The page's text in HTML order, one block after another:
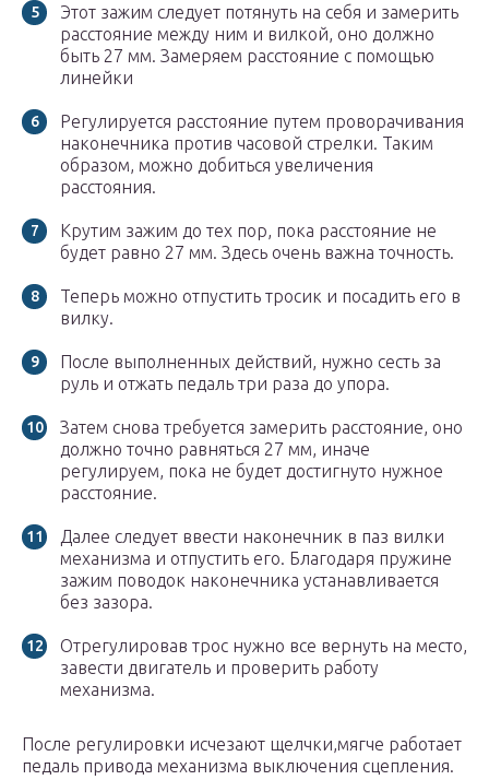
Этот зажим следует потянуть на себя и замерить
расстояние между ним и вилкой, оно должно
быть 27 мм. Замеряем расстояние с помощью
линейки
Регулируется расстояние путем проворачивания
наконечника против часовой стрелки. Таким
образом, можно добиться увеличения
расстояния.
Крутим зажим до тех пор, пока расстояние не
будет равно 27 мм. Здесь очень важна точность.
Теперь можно отпустить тросик и посадить его в
вилку.
После выполненных действий, нужно сесть за
руль и отжать педаль три раза до упора.
Затем снова требуется замерить расстояние, оно
должно точно равняться 27 мм, иначе
регулируем, пока не будет достигнуто нужное
расстояние.
Далее следует ввести наконечник в паз вилки
механизма и отпустить его. Благодаря пружине
зажим поводок наконечника устанавливается
без зазора.
Отрегулировав трос нужно все вернуть на место,
завести двигатель и проверить работу
механизма.
После регулировки исчезают щелчки,мягче работает
педаль привода механизма выключения сцепления.